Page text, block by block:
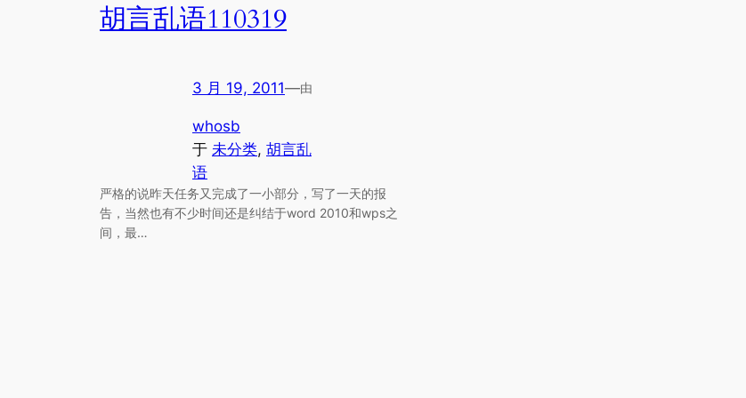
胡言乱语110319
3 月 19, 2011—由
whosb
于 未分类, 胡言乱
语
严格的说昨天任务又完成了一小部分，写了一天的报
告，当然也有不少时间还是纠结于word 2010和wps之
间，最…